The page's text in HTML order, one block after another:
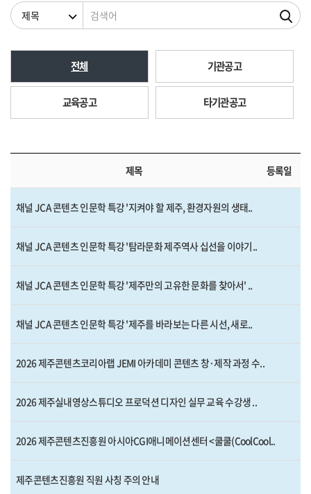
검색조건 검색어
전체 기관공고
교육공고 타기관공고
제목 등록일
채널 JCA 콘텐츠 인문학 특강 '지켜야 할 제주, 환경자원의 생태..
채널 JCA 콘텐츠 인문학 특강 '탐라문화 제주역사 십선을 이야기..
채널 JCA 콘텐츠 인문학 특강 '제주만의 고유한 문화를 찾아서' ..
채널 JCA 콘텐츠 인문학 특강 '제주를 바라보는 다른 시선, 새로..
2026 제주콘텐츠코리아랩 JEMI 아카데미 콘텐츠 창·제작 과정 수..
2026 제주실내영상스튜디오 프로덕션 디자인 실무 교육 수강생 ..
2026 제주콘텐츠진흥원 아시아CGI애니메이션센터 <쿨쿨(CoolCool..
제주콘텐츠진흥원 직원 사칭 주의 안내